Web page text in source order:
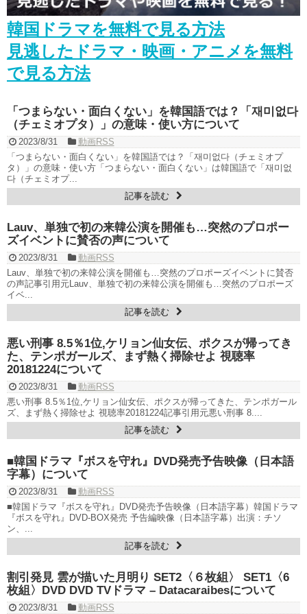
「違う（ちがう）・異なる」を韓国語では？「다르다（タルダ）」
の意味・使い方について
について
「退屈だ・暇だ」を韓国語では？「심심하다（シムシマダ）」の意
味・使い方について
■韓国ドラマ『キング～Two Hearts』予告動画（日本語字幕）につい
て
HSF(126)-윤균상 서울숲 벤치 (YUN Kyunsang)(4)September::
Healing in Seoul Forest (서울숲)
yoon kyun sang
ユン・ギュンサン主演「潜入弁護人」第1回特別公開！
ハン・ヘジン 한혜진 – (선공개) 강남 3대 얼짱 출신 &#39;한혜진 언니
&#39; (ft. 도여니의 학창시절) | 편 먹고 갈래요? 밥블레스유 2 bobblessyou2
EP.18
ソン・ヘギョ – ソンヘギョ キスまとめ
ハン・ヘジン 한혜진 – Still We (여전히 우리는)
九尾狐外伝 第２話 キム・ジウ チョ・ヒョンジェ
九尾狐外伝 メイキング03 ハン・イェスル
チョ・ヒョンジェ 조현재 九尾狐外伝 制作発表会
キム・テヒの弟イ・ワン♥イ・ボミ、今日（28日）結婚……
「ライフ・ オン・ マーズ」2019年11月2日TSUTAYAにて先行レンタ
ル開始！
(ENG SUB) Behind The Scene Hyun Bin 현빈
손예진 Son Ye Jin-
Crash Landing On You/ヒョンビン
ソンイェジン / エンジョイ
ら同僚芸能人から慰めの言葉が続々 – Taka News
キム・レウォンの影絵遊び！？「黒騎士～永遠の約束～」メイキン
グを一部公開（DVD-SET2特典映像より）
「まず熱く掃除せよ」女優キム・ユジョン、「健康がとても回復…
痩せたのはソン・ジェリムのせい!? 」 (11/26)
【裏芸能】キムユジョンの熱愛彼氏はあの大物俳優
キム・ユジョン、美しいセルフショットで近況を伝える“会いたいで
しょ？” Big News TV
キム・ユジョン、新ドラマ「まず熱く掃除せよ」に出演確定…“台本
幻の王女チャミョンゴ エンディング
YUCHUN ♥ LOVE 15 「成均館 5話」
[Fan MV]七日の王妃(7일의 왕비)OST – 정기고 (Junggigo) – 그리고
그려도 (Miss You In My Heart)
俳優カン・ギヨン、突然の熱愛宣言…「キム秘書がなぜそうか」出
演で話題 Big News TV
Powered by livedoor 相互RSS
韓国ドラマを無料で見る方法
見逃したドラマ・映画・アニメを無料
で見る方法
「つまらない・面白くない」を韓国語では？「재미없다
（チェミオプタ）」の意味・使い方について
2023/8/31
動画RSS
「つまらない・面白くない」を韓国語では？「재미없다（チェミオプ
タ）」の意味・使い方「つまらない・面白くない」は韓国語で「재미없
다（チェミオプ...
記事を読む
Lauv、単独で初の来韓公演を開催も…突然のプロポー
ズイベントに賛否の声について
2023/8/31
動画RSS
Lauv、単独で初の来韓公演を開催も…突然のプロポーズイベントに賛否
の声記事引用元Lauv、単独で初の来韓公演を開催も…突然のプロポーズ
イベ...
記事を読む
悪い刑事 8.5％1位,ケリョン仙女伝、ポクスが帰ってき
た、テンポガールズ、まず熱く掃除せよ 視聴率
20181224について
2023/8/31
動画RSS
悪い刑事 8.5％1位,ケリョン仙女伝、ポクスが帰ってきた、テンポガール
ズ、まず熱く掃除せよ 視聴率20181224記事引用元悪い刑事 8....
記事を読む
■韓国ドラマ『ボスを守れ』DVD発売予告映像（日本語
字幕）について
2023/8/31
動画RSS
■韓国ドラマ『ボスを守れ』DVD発売予告映像（日本語字幕）韓国ドラマ
『ボスを守れ』DVD-BOX発売 予告編映像（日本語字幕）出演：チソ
ン、...
記事を読む
割引発見 雲が描いた月明り SET2〈６枚組〉 SET1〈6
枚組〉DVD DVD TVドラマ – Datacaraibesについて
2023/8/31
動画RSS